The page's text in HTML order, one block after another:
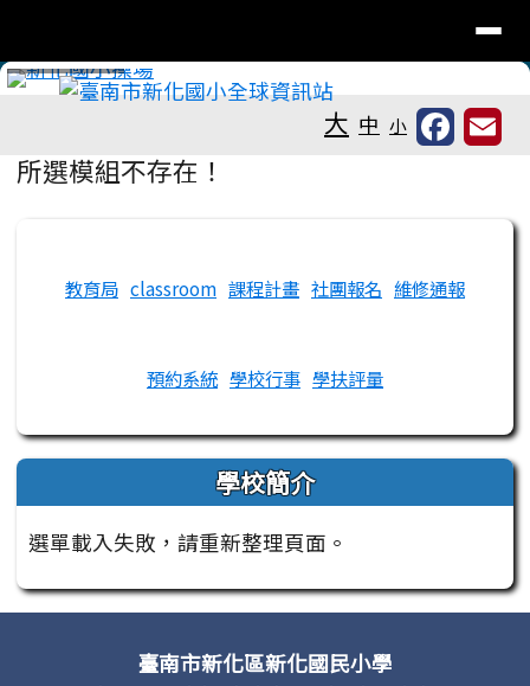
⏸
大 中 小
主內容區域
所選模組不存在！
教育局 classroom 課程計畫 社團報名 維修通報
預約系統 學校行事 學扶評量
學校簡介
選單載入失敗，請重新整理頁面。
頁尾區域
頁尾區域內容臺南市新化區新化國民小學